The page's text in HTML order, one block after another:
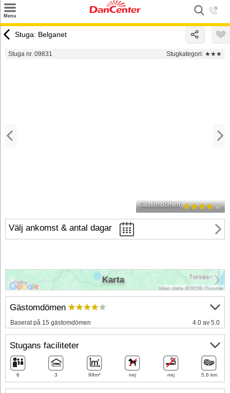
Menu
Tilbud
Stuga: Belganet
Stuga nr. 09831 Stugkategori: ★★★
Gästomdömen
Välj ankomst & antal dagar
Gästomdömen
Baserat på 15 gästomdömen 4.0 av 5.0
Stugans faciliteter
6 3 99m² nej nej 5,6 km
Karta